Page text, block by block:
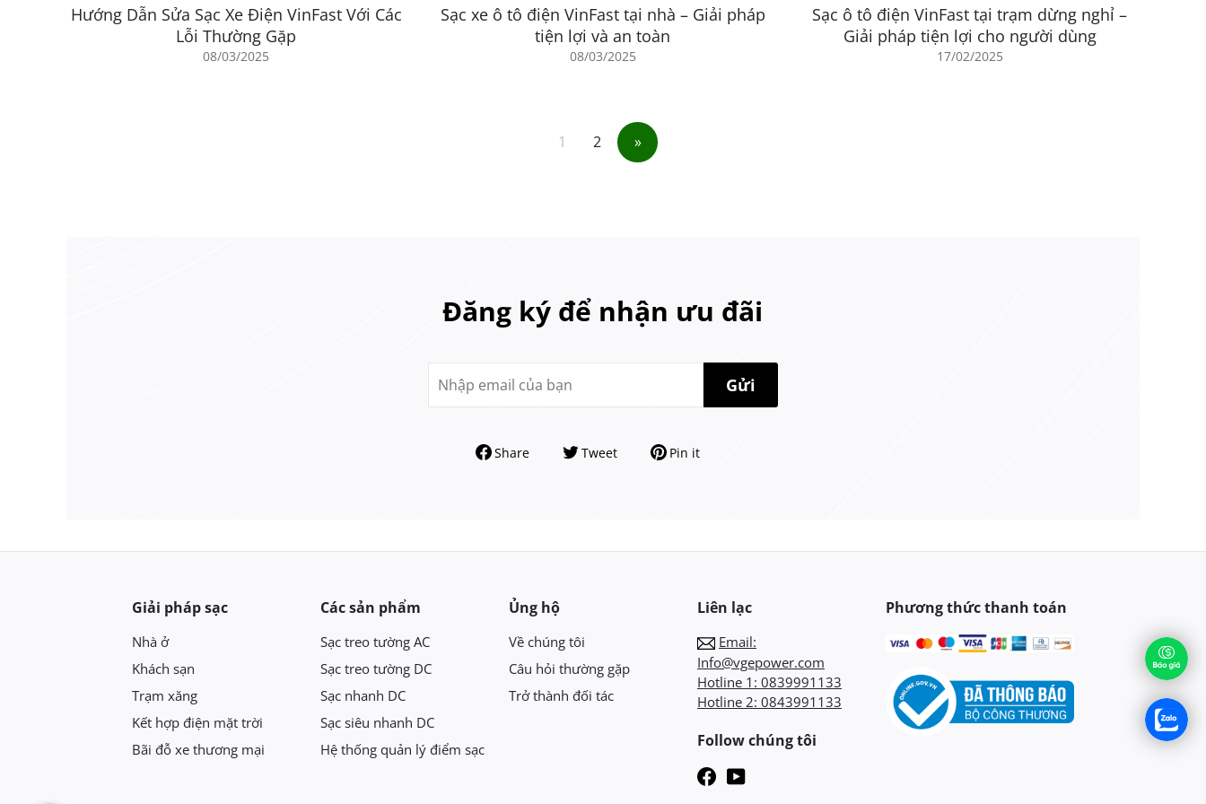
trường sống xanh.
Bài viết trên không chỉ giới thiệu về hệ thống
mà còn tập trung vào lợi ích và ý nghĩa của việc sử dụng xe ô tô điện, tạo ra một trải
Hướng Dẫn Sửa Sạc Xe Điện VinFast Với Các
Lỗi Thường Gặp
08/03/2025
Sạc xe ô tô điện VinFast tại nhà – Giải pháp
tiện lợi và an toàn
08/03/2025
Sạc ô tô điện VinFast tại trạm dừng nghỉ –
Giải pháp tiện lợi cho người dùng
17/02/2025
1 2 »
Đăng ký để nhận ưu đãi
Share Tweet Pin it
Giải pháp sạc
Nhà ở
Khách sạn
Trạm xăng
Kết hợp điện mặt trời
Bãi đỗ xe thương mại
Các sản phẩm
Sạc treo tường AC
Sạc treo tường DC
Sạc nhanh DC
Sạc siêu nhanh DC
Hệ thống quản lý điểm sạc
Ủng hộ
Về chúng tôi
Câu hỏi thường gặp
Trở thành đối tác
Liên lạc
Email:
Info@vgepower.com
Hotline 1: 0839991133
Hotline 2: 0843991133
Follow chúng tôi
Phương thức thanh toán